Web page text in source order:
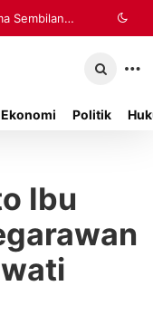
Sembilan
Sentosa
Ekonomi Politik
Ibu